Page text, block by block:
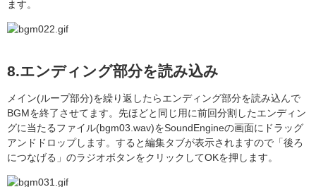
ます。
8.エンディング部分を読み込み
メイン(ループ部分)を繰り返したらエンディング部分を読み込んで
BGMを終了させてます。先ほどと同じ用に前回分割したエンディン
グに当たるファイル(bgm03.wav)をSoundEngineの画面にドラッグ
アンドドロップします。すると編集タブが表示されますので「後ろ
につなげる」のラジオボタンをクリックしてOKを押します。